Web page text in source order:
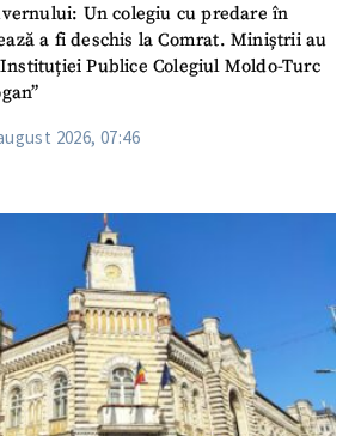
SUSȚINE
Un colegiu cu predare în
a fi deschis la Comrat. Miniștrii au
Publice Colegiul Moldo-Turc
2026, 07:46